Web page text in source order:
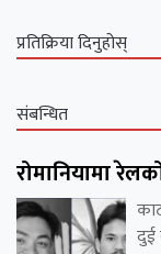
प्रतिक्रिया दिनुहोस्
संबन्धित
रोमानियामा
दुई